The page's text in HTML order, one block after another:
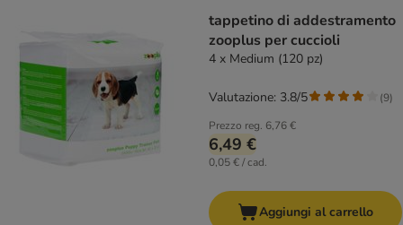
tappetino di addestramento
zooplus per cuccioli
4 x Medium (120 pz)
Prezzo reg. 6,76 €
6,49 €
0,05 € / cad.
Valutazione: 3.8/5 (9)
Aggiungi al carrello